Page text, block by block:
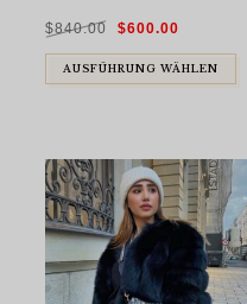
$840.00
Ursprünglicher
Preis
$840.00
$600.00
$600.00.
AUSFÜHRUNG WÄHLEN